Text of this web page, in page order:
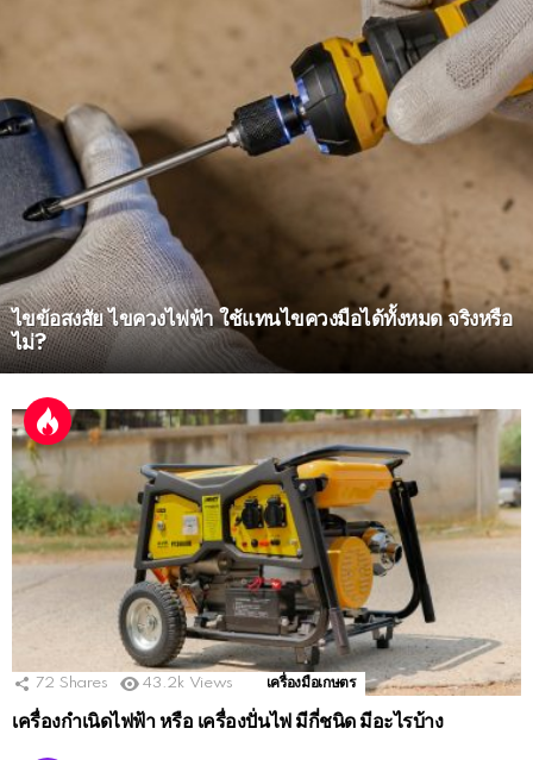
ไขข้อสงสัย ไขควงไฟฟ้า ใช้แทนไขควงมือได้ทั้งหมด จริงหรือ
ไม่?
MORE
STORIES
72 Shares 43.2k Views เครื่องมือเกษตร
เครื่องกําเนิดไฟฟ้า หรือ เครื่องปั่นไฟ มีกี่ชนิด มีอะไรบ้าง